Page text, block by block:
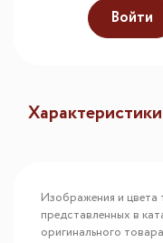
Войти
Характеристики
Изображения и
представленных в
оригинального